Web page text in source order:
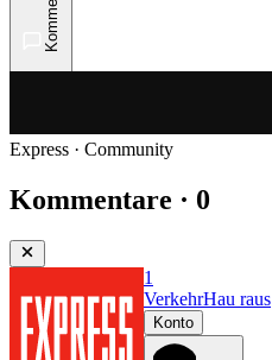
Express · Community
Kommentare · 0
1
VerkehrHau raus
Konto